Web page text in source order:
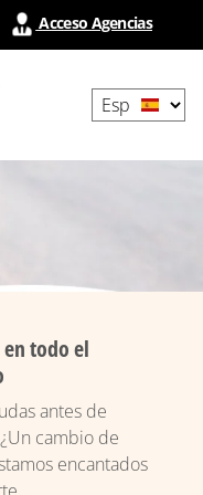
Acceso Agencias
your
todo el
antes de
cambio de
encantados